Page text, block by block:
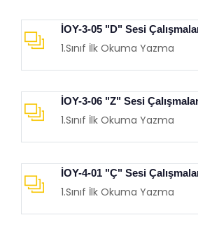
İOY-3-05 "D" Sesi
1.Sınıf İlk Okuma Yazma
İOY-3-06 "Z" Sesi
1.Sınıf İlk Okuma Yazma
İOY-4-01 "Ç" Sesi
1.Sınıf İlk Okuma Yazma